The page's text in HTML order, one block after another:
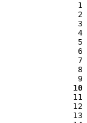
1
2
3
4
5
6
7
8
9
10
11
12
13